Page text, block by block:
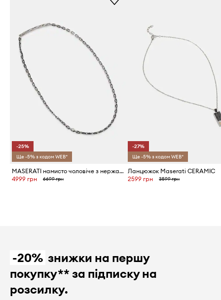
-25%
Ще -5% з кодом WEB*
MASERATI намисто чоловіче з нержавіючої сталі CERAMIC
4999 грн
6699 грн
-27%
Ще -5% з кодом WEB*
Ланцюжок Maserati CERAMIC
2599 грн
3599 грн
-20% знижки на першу
покупку** за підписку на
розсилку.